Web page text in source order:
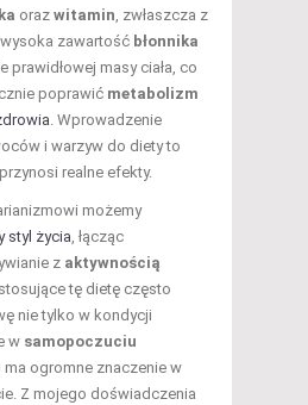
oraz witamin, zwłaszcza z
zawartość błonnika
prawidłowej masy ciała, co
poprawić metabolizm
. Wprowadzenie
i warzyw do diety to
realne efekty.
możemy
styl życia, łącząc
z aktywnością
tę dietę często
nie tylko w kondycji
w samopoczuciu
ma ogromne znaczenie w
Z mojego doświadczenia